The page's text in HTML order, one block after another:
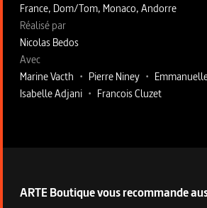
France, Dom/Tom, Monaco, Andorre
Fiche technique section droite
Réalisé par
Nicolas Bedos
Avec
Marine Vacth • Pierre Niney •
Isabelle Adjani • Francois Cluzet
ARTE Boutique vous recommande